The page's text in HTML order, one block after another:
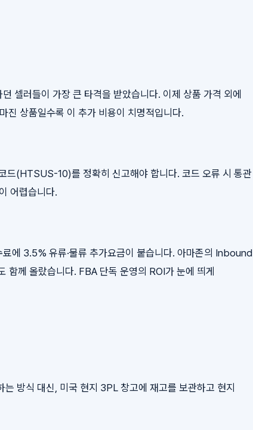
셀러들이 가장 큰 타격을 받았습니다. 이제 상품 가격 외에
진 상품일수록 이 추가 비용이 치명적입니다.
드(HTSUS-10)를 정확히 신고해야 합니다. 코드 오류 시 통관
어렵습니다.
에 3.5% 유류·물류 추가요금이 붙습니다. 아마존의 Inbound
께 올랐습니다. FBA 단독 운영의 ROI가 눈에 띄게
방식 대신, 미국 현지 3PL 창고에 재고를 보관하고 현지